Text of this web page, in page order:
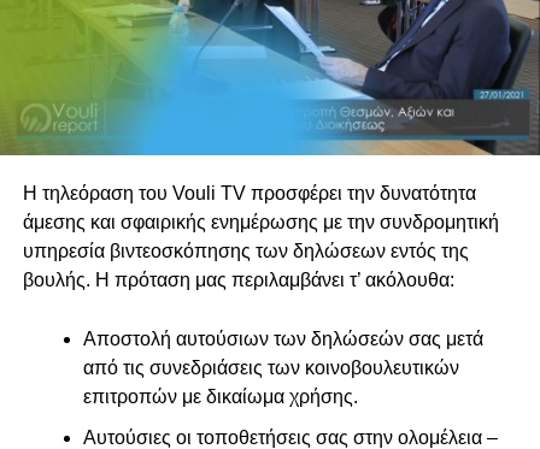
Η τηλεόραση του Vouli TV προσφέρει την δυνατότητα
άμεσης και σφαιρικής ενημέρωσης με την συνδρομητική
υπηρεσία βιντεοσκόπησης των δηλώσεων εντός της
βουλής. Η πρόταση μας περιλαμβάνει τ’ ακόλουθα:
Αποστολή αυτούσιων των δηλώσεών σας μετά
από τις συνεδριάσεις των κοινοβουλευτικών
επιτροπών με δικαίωμα χρήσης.
Αυτούσιες οι τοποθετήσεις σας στην ολομέλεια –